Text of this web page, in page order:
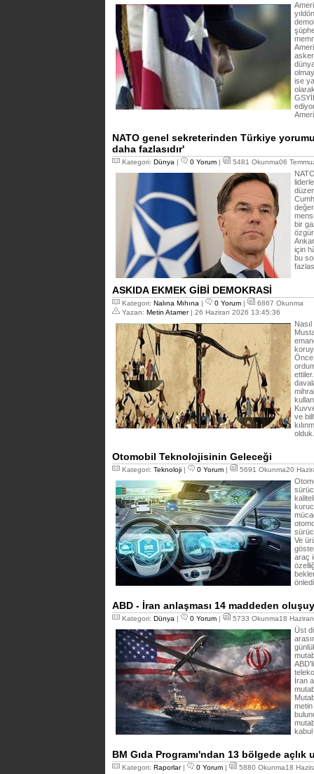
ise
NATO genel sekreterinden Türkiye
daha fazlasıdır'
Kategori: Dünya | 0 Yorum | 5481 Okunma06
bir
için
bu
ASKIDA EKMEK GİBİ DEMOKRASİ
Kategori: Nalına Mıhına | 0 Yorum |
6867 Okunma
Yazan: Metin Atamer| 26 Haziran 2026 13:45:36
Önce
ve
Otomobil Teknolojisinin Geleceği
Kategori: Teknoloji | 0 Yorum | 5691 Okunma20
Ve
araç
ABD - İran anlaşması 14 maddeden
Kategori: Dünya | 0 Yorum | 5733 Okunma18
Üst
İran
BM Gıda Programı'ndan 13 bölgede açlık
Kategori: Raporlar| 0 Yorum | 5880 Okunma18